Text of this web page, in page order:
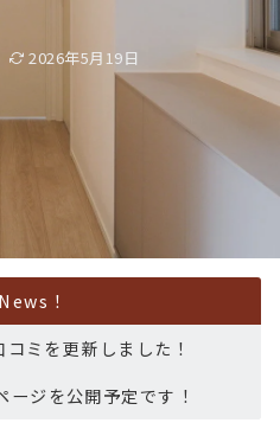
2026年5月19日
！
ミを更新しました！
ジを公開予定です！